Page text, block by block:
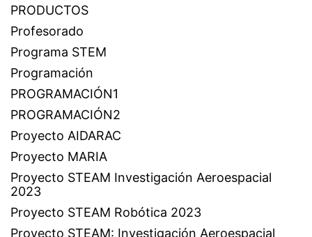
PRODUCTOS
Profesorado
Programa STEM
Programación
PROGRAMACIÓN1
PROGRAMACIÓN2
Proyecto AIDARAC
Proyecto MARIA
Proyecto STEAM Investigación Aeroespacial
2023
Proyecto STEAM Robótica 2023
Proyecto STEAM: Investigación Aeroespacial